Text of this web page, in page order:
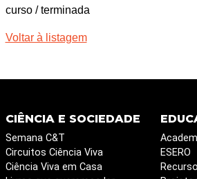
curso / terminada
Voltar à listagem
CIÊNCIA E SOCIEDADE
Semana C&T
Circuitos Ciência Viva
Ciência Viva em Casa
ESERO